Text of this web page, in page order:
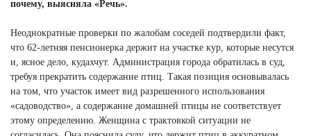
почему, выясняла «Речь».
Неоднократные проверки по жалобам соседей подтвердили факт,
что 62-летняя пенсионерка держит на участке кур, которые несутся
и, ясное дело, кудахчут. Администрация города обратилась в суд,
требуя прекратить содержание птиц. Такая позиция основывалась
на том, что участок имеет вид разрешенного использования
«садоводство», а содержание домашней птицы не соответствует
этому определению. Женщина с трактовкой ситуации не